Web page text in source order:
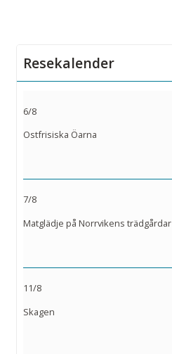
Resekalender
6/8
Ostfrisiska Öarna
7/8
Matglädje på Norrvikens trädgårdar
11/8
Skagen